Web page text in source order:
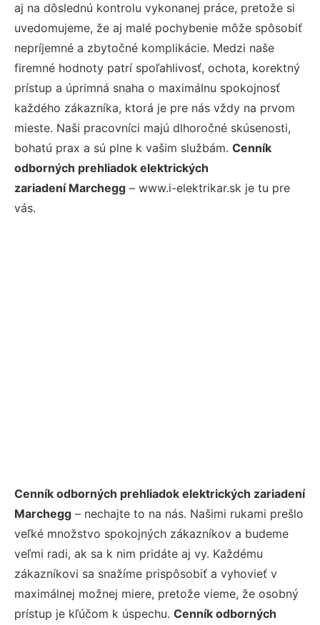
aj na dôslednú kontrolu vykonanej práce, pretože si
uvedomujeme, že aj malé pochybenie môže spôsobiť
nepríjemné a zbytočné komplikácie. Medzi naše
firemné hodnoty patrí spoľahlivosť, ochota, korektný
prístup a úprimná snaha o maximálnu spokojnosť
každého zákazníka, ktorá je pre nás vždy na prvom
mieste. Naši pracovníci majú dlhoročné skúsenosti,
bohatú prax a sú plne k vašim službám. Cenník
odborných prehliadok elektrických
zariadení Marchegg – www.i-elektrikar.sk je tu pre
vás.
Cenník odborných prehliadok elektrických zariadení
Marchegg – nechajte to na nás. Našimi rukami prešlo
veľké množstvo spokojných zákazníkov a budeme
veľmi radi, ak sa k nim pridáte aj vy. Každému
zákazníkovi sa snažíme prispôsobiť a vyhovieť v
maximálnej možnej miere, pretože vieme, že osobný
prístup je kľúčom k úspechu. Cenník odborných